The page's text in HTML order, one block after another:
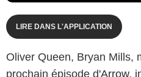
LIRE DANS L'APPLICATION
Oliver Queen, Bryan Mills,
prochain épisode d'Arrow,